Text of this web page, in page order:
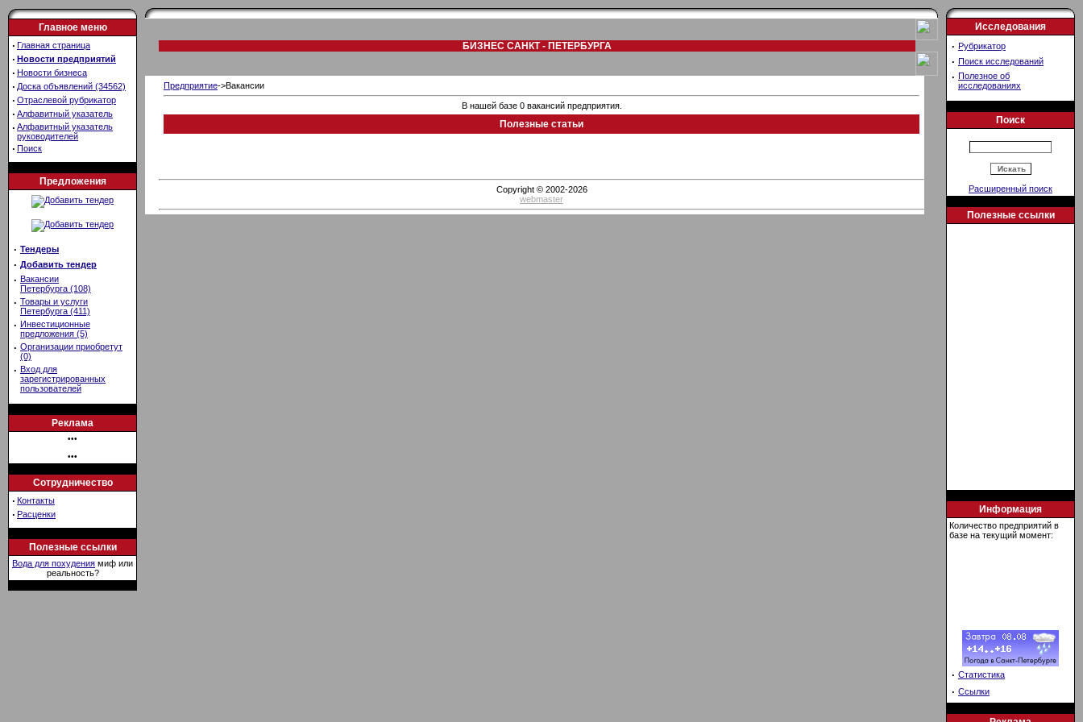
Главное меню
· Главная страница
· Новости предприятий
· Новости бизнеса
· Доска объявлений (34562)
· Отраслевой рубрикатор
· Алфавитный указатель
· Алфавитный указатель
руководителей
· Поиск
Предложения
· Тендеры
· Добавить тендер
· Вакансии
Петербурга (108)
· Товары и услуги
Петербурга (411)
· Инвестиционные
предложения (5)
· Организации приобретут
(0)
· Вход для
зарегистрированных
пользователей
Реклама
•••
•••
Сотрудничество
· Контакты
· Расценки
Полезные ссылки
Вода для похудения миф или
реальность?
БИЗНЕС САНКТ - ПЕТЕРБУРГА
Предприятие->Вакансии
В нашей базе 0 вакансий предприятия.
Полезные статьи
Copyright © 2002-2026
webmaster
Исследования
· Рубрикатор
· Поиск исследований
· Полезное об
исследованиях
Поиск
Расширенный поиск
Полезные ссылки
Информация
Количество предприятий в
базе на текущий момент:
· Статистика
· Ссылки